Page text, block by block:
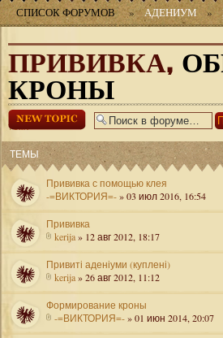
СПИСОК ФОРУМОВ » АДЕНИУМ »
ПРИВИВКА,
КРОНЫ
Начать новую
тему
ТЕМЫ
Прививка с помощью клея
-=ВИКТОРИЯ=-» 03 июл 2016, 16:54
Прививка
kerija» 12 авг 2012, 18:17
Привиті аденіуми (куплені)
kerija» 26 авг 2012, 11:12
Формирование кроны
-=ВИКТОРИЯ=-» 01 июн 2014, 20:07